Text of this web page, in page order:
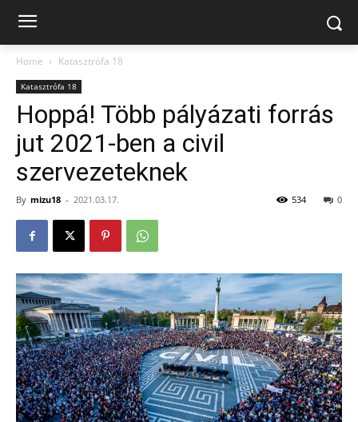
Home Katasztrófa 18
Katasztrófa 18
Hoppá! Több pályázati forrás
jut 2021-ben a civil
szervezeteknek
By mizu18 - 2021.03.17. 0
534